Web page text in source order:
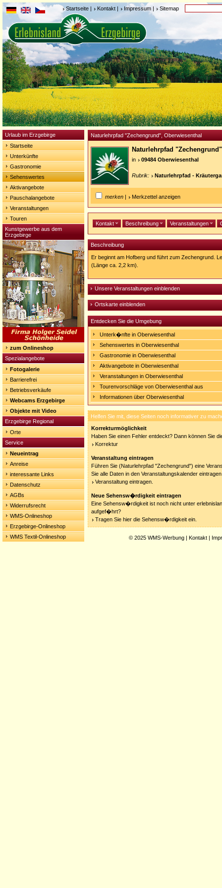
Startseite | Kontakt | Impressum | Sitemap
Urlaub im Erzgebirge
Startseite
Unterkünfte
Gastronomie
Sehenswertes
Aktivangebote
Pauschalangebote
Veranstaltungen
Touren
Kunstgewerbe aus dem
Erzgebirge
zum Onlineshop
Spezialangebote
Fotogalerie
Barrierefrei
Betriebsverkäufe
Webcams Erzgebirge
Objekte mit Video
Erzgebirge Regional
Orte
Service
Neueintrag
Anreise
interessante Links
Datenschutz
AGBs
Widerrufsrecht
WMS-Onlineshop
Erzgebirge-Onlineshop
WMS Textil-Onlineshop
Naturlehrpfad "Zechengrund", Oberwiesenthal
Naturlehrpfad
in 09484 Oberwiesenthal
Rubrik: Naturlehrpfad -
merken | Merkzettel anzeigen
Kontakt Beschreibung Veranstaltungen
Beschreibung
Er beginnt am Hofberg und führt zum Zechengrund.
(Länge ca. 2,2 km).
Unsere Veranstaltungen einblenden
Ortskarte einblenden
Entdecken Sie die Umgebung
Unterk�nfte in Oberwiesenthal
Sehenswertes in Oberwiesenthal
Gastronomie in Oberwiesenthal
Aktivangebote in Oberwiesenthal
Veranstaltungen in Oberwiesenthal
Tourenvorschläge von Oberwiesenthal aus
Informationen über Oberwiesenthal
Helfen Sie mit, diese Seiten noch informativer zu
Korrekturmöglichkeit
Haben Sie einen Fehler entdeckt? Dann können Sie
Korrektur
Veranstaltung eintragen
Führen Sie (Naturlehrpfad "Zechengrund") eine
Sie alle Daten in den Veranstaltungskalender
Veranstaltung eintragen.
Neue Sehensw�rdigkeit eintragen
Eine Sehensw�rdigkeit ist noch nicht unter
aufgef�hrt?
Tragen Sie hier die Sehensw�rdigkeit ein.
© 2025 WMS-Werbung | Kontakt |